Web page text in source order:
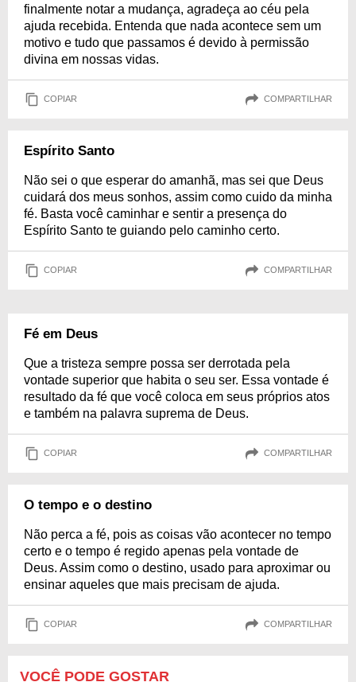
finalmente notar a mudança, agradeça ao céu pela
ajuda recebida. Entenda que nada acontece sem um
motivo e tudo que passamos é devido à permissão
divina em nossas vidas.
COPIAR COMPARTILHAR
Espírito Santo
Não sei o que esperar do amanhã, mas sei que Deus
cuidará dos meus sonhos, assim como cuido da minha
fé. Basta você caminhar e sentir a presença do
Espírito Santo te guiando pelo caminho certo.
COPIAR COMPARTILHAR
Fé em Deus
Que a tristeza sempre possa ser derrotada pela
vontade superior que habita o seu ser. Essa vontade é
resultado da fé que você coloca em seus próprios atos
e também na palavra suprema de Deus.
COPIAR COMPARTILHAR
O tempo e o destino
Não perca a fé, pois as coisas vão acontecer no tempo
certo e o tempo é regido apenas pela vontade de
Deus. Assim como o destino, usado para aproximar ou
ensinar aqueles que mais precisam de ajuda.
COPIAR COMPARTILHAR
VOCÊ PODE GOSTAR